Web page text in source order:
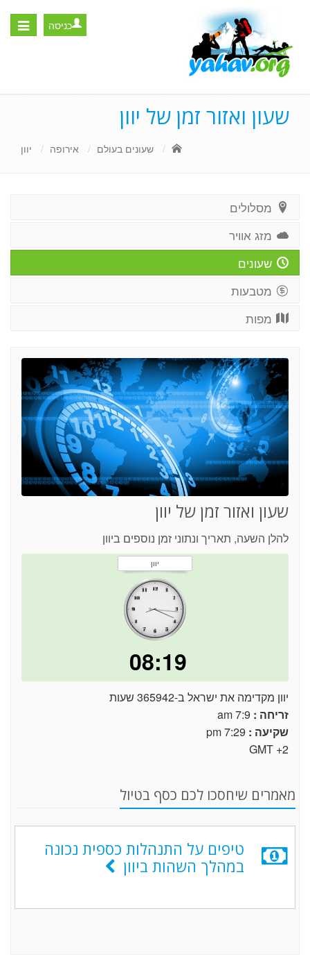
Toggle
כניסה
שעון ואזור זמן של יוון
שעונים בעולם אירופה יוון
מסלולים
מזג אוויר
שעונים
מטבעות
מפות
שעון ואזור זמן של יוון
להלן השעה, תאריך ונתוני זמן נוספים ביוון
יוון
08:19
יוון מקדימה את ישראל ב-365942 שעות
זריחה :
שקיעה :
GMT +2
מאמרים שיחסכו לכם כסף בטיול
טיפים על התנהלות כספית נכונה
במהלך השהות ביוון